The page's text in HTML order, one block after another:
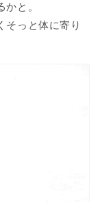
と。
そっと体に寄り